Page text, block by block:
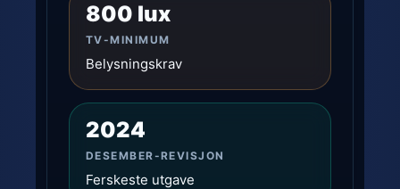
800 lux
TV-MINIMUM
Belysningskrav
2024
DESEMBER-REVISJON
Ferskeste utgave